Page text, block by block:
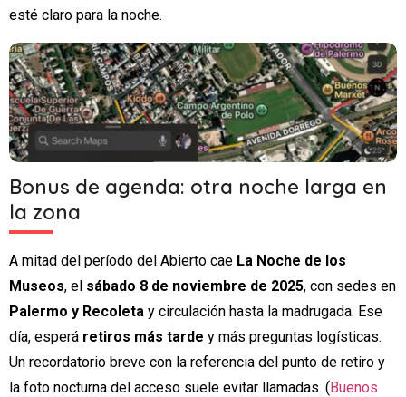
esté claro para la noche.
Bonus de agenda: otra noche larga en
la zona
A mitad del período del Abierto cae La Noche de los
Museos, el sábado 8 de noviembre de 2025, con sedes en
Palermo y Recoleta y circulación hasta la madrugada. Ese
día, esperá retiros más tarde y más preguntas logísticas.
Un recordatorio breve con la referencia del punto de retiro y
la foto nocturna del acceso suele evitar llamadas. (Buenos